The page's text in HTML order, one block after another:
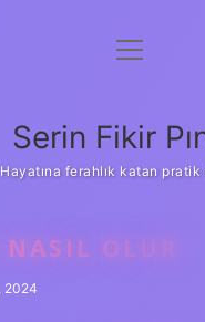
Gizlilik Politikası
Yasal Uyarı
menüyü
Serin Fikir
Hayatına ferahlık katan
OLUR
2024